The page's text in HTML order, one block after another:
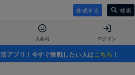
作成する 検索
大喜利 ログイン
アプリ！今すぐ挑戦したい人はこちら ！